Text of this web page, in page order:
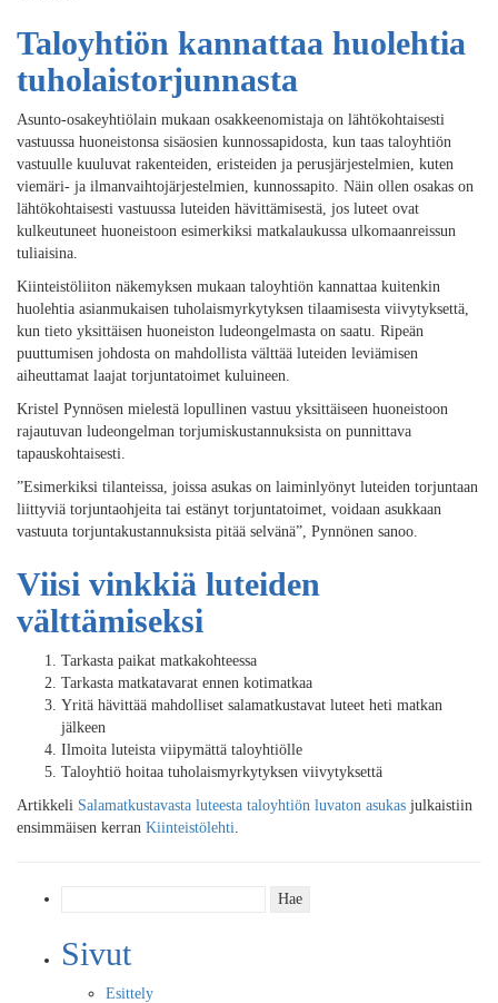
Taloyhtiön kannattaa huolehtia
tuholaistorjunnasta
Asunto-osakeyhtiölain mukaan osakkeenomistaja on lähtökohtaisesti
vastuussa huoneistonsa sisäosien kunnossapidosta, kun taas taloyhtiön
vastuulle kuuluvat rakenteiden, eristeiden ja perusjärjestelmien, kuten
viemäri- ja ilmanvaihtojärjestelmien, kunnossapito. Näin ollen osakas on
lähtökohtaisesti vastuussa luteiden hävittämisestä, jos luteet ovat
kulkeutuneet huoneistoon esimerkiksi matkalaukussa ulkomaanreissun
tuliaisina.
Kiinteistöliiton näkemyksen mukaan taloyhtiön kannattaa kuitenkin
huolehtia asianmukaisen tuholaismyrkytyksen tilaamisesta viivytyksettä,
kun tieto yksittäisen huoneiston ludeongelmasta on saatu. Ripeän
puuttumisen johdosta on mahdollista välttää luteiden leviämisen
aiheuttamat laajat torjuntatoimet kuluineen.
Kristel Pynnösen mielestä lopullinen vastuu yksittäiseen huoneistoon
rajautuvan ludeongelman torjumiskustannuksista on punnittava
tapauskohtaisesti.
”Esimerkiksi tilanteissa, joissa asukas on laiminlyönyt luteiden torjuntaan
liittyviä torjuntaohjeita tai estänyt torjuntatoimet, voidaan asukkaan
vastuuta torjuntakustannuksista pitää selvänä”, Pynnönen sanoo.
Viisi vinkkiä luteiden
välttämiseksi
Tarkasta paikat matkakohteessa
Tarkasta matkatavarat ennen kotimatkaa
Yritä hävittää mahdolliset salamatkustavat luteet heti matkan
jälkeen
Ilmoita luteista viipymättä taloyhtiölle
Taloyhtiö hoitaa tuholaismyrkytyksen viivytyksettä
Artikkeli Salamatkustavasta luteesta taloyhtiön luvaton asukas julkaistiin
ensimmäisen kerran Kiinteistölehti.
Sivut
Esittely